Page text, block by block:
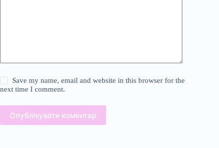
Save my name, email and website in this browser for the
next time I comment.
Опублікувати коментар